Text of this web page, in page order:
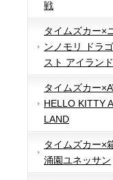
戦
タイムズカー×
ンノモリ ドラ
スト アイランド
タイムズカー
HELLO KITTY
LAND
タイムズカー×
涌園ユネッサン